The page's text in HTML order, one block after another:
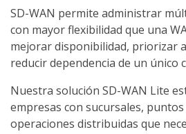
SD-WAN permite administrar
con mayor flexibilidad que una
mejorar disponibilidad, priorizar
reducir dependencia de un único
Nuestra solución SD-WAN Lite
empresas con sucursales,
operaciones distribuidas que